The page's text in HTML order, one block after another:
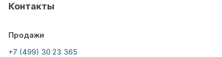
Контакты
Продажи
+7 (499) 30 23 365